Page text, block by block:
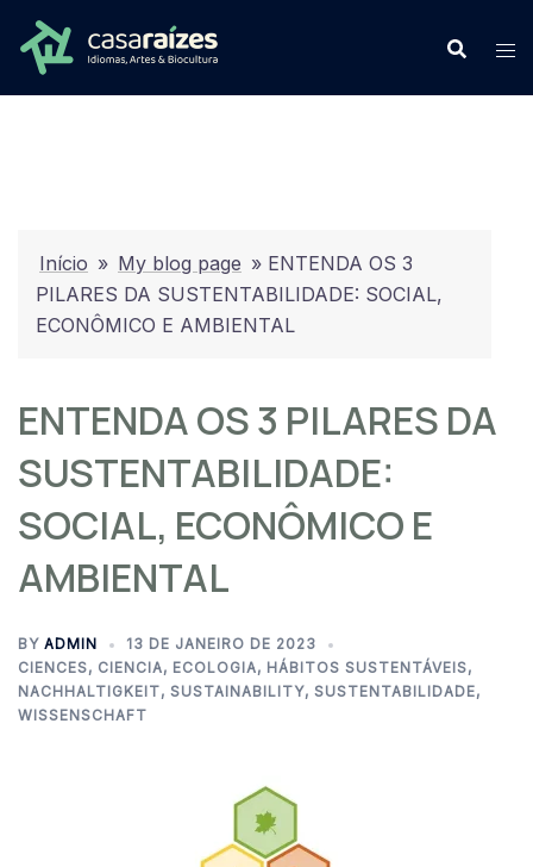
Início » My blog page » ENTENDA OS 3
PILARES DA SUSTENTABILIDADE: SOCIAL,
ECONÔMICO E AMBIENTAL
ENTENDA OS 3 PILARES DA
SUSTENTABILIDADE:
SOCIAL, ECONÔMICO E
AMBIENTAL
BY ADMIN
13 DE JANEIRO DE 2023
CIENCES, CIENCIA, ECOLOGIA, HÁBITOS SUSTENTÁVEIS,
NACHHALTIGKEIT, SUSTAINABILITY, SUSTENTABILIDADE,
WISSENSCHAFT